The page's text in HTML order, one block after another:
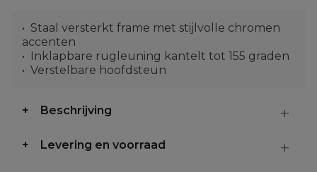
Staal versterkt frame met stijlvolle chromen
accenten
Inklapbare rugleuning kantelt tot 155 graden
Verstelbare hoofdsteun
Beschrijving
Levering en voorraad